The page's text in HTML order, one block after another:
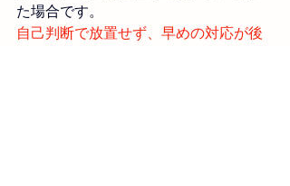
た場合です。
自己判断で放置せず、早めの対応が後